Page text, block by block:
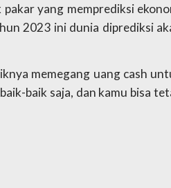
yang memprediksi
2023 ini dunia diprediksi
memegang uang cash
baik saja, dan kamu bisa